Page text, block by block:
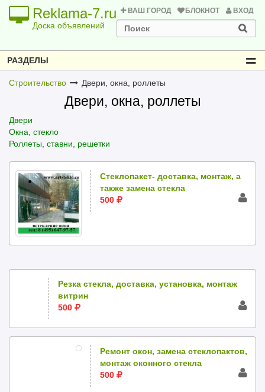
Reklama-7.ru
Доска объявлений
ВАШ ГОРОД БЛОКНОТ ВХОД
РАЗДЕЛЫ
Строительство Двери, окна, роллеты
Двери, окна, роллеты
Двери
Окна, стекло
Роллеты, ставни, решетки
Стеклопакет- доставка, монтаж, а
также замена стекла
500
Резка стекла, доставка, установка, монтаж
витрин
500
Ремонт окон, замена стеклопактов,
монтаж оконного стекла
500